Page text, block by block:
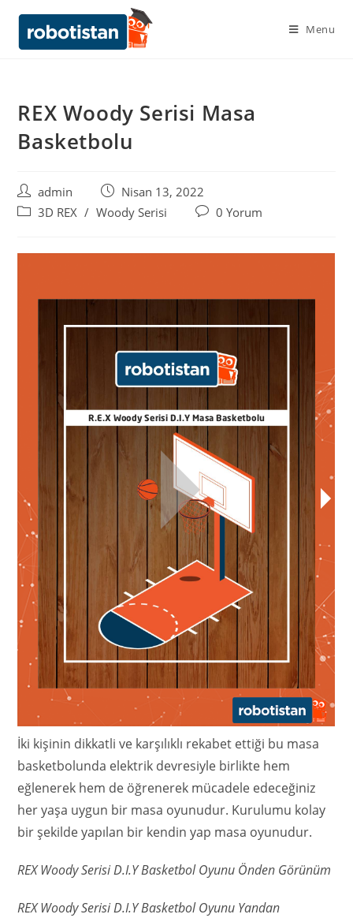
Menu
REX Woody Serisi Masa
Basketbolu
admin
Nisan 13, 2022
3D REX / Woody Serisi 0 Yorum
İki kişinin dikkatli ve karşılıklı rekabet ettiği bu masa
basketbolunda elektrik devresiyle birlikte hem
eğlenerek hem de öğrenerek mücadele edeceğiniz
her yaşa uygun bir masa oyunudur. Kurulumu kolay
bir şekilde yapılan bir kendin yap masa oyunudur.
REX Woody Serisi D.I.Y Basketbol Oyunu Önden Görünüm
REX Woody Serisi D.I.YBasketbol Oyunu Yandan